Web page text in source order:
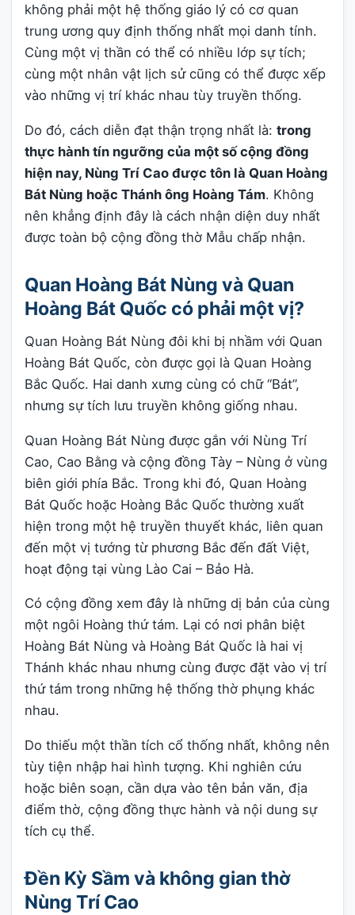
không phải một hệ thống giáo lý có cơ quan
trung ương quy định thống nhất mọi danh tính.
Cùng một vị thần có thể có nhiều lớp sự tích;
cùng một nhân vật lịch sử cũng có thể được xếp
vào những vị trí khác nhau tùy truyền thống.
Do đó, cách diễn đạt thận trọng nhất là: trong
thực hành tín ngưỡng của một số cộng đồng
hiện nay, Nùng Trí Cao được tôn là Quan Hoàng
Bát Nùng hoặc Thánh ông Hoàng Tám. Không
nên khẳng định đây là cách nhận diện duy nhất
được toàn bộ cộng đồng thờ Mẫu chấp nhận.
Quan Hoàng Bát Nùng và Quan
Hoàng Bát Quốc có phải một vị?
Quan Hoàng Bát Nùng đôi khi bị nhầm với Quan
Hoàng Bát Quốc, còn được gọi là Quan Hoàng
Bắc Quốc. Hai danh xưng cùng có chữ “Bát”,
nhưng sự tích lưu truyền không giống nhau.
Quan Hoàng Bát Nùng được gắn với Nùng Trí
Cao, Cao Bằng và cộng đồng Tày – Nùng ở vùng
biên giới phía Bắc. Trong khi đó, Quan Hoàng
Bát Quốc hoặc Hoàng Bắc Quốc thường xuất
hiện trong một hệ truyền thuyết khác, liên quan
đến một vị tướng từ phương Bắc đến đất Việt,
hoạt động tại vùng Lào Cai – Bảo Hà.
Có cộng đồng xem đây là những dị bản của cùng
một ngôi Hoàng thứ tám. Lại có nơi phân biệt
Hoàng Bát Nùng và Hoàng Bát Quốc là hai vị
Thánh khác nhau nhưng cùng được đặt vào vị trí
thứ tám trong những hệ thống thờ phụng khác
nhau.
Do thiếu một thần tích cổ thống nhất, không nên
tùy tiện nhập hai hình tượng. Khi nghiên cứu
hoặc biên soạn, cần dựa vào tên bản văn, địa
điểm thờ, cộng đồng thực hành và nội dung sự
tích cụ thể.
Đền Kỳ Sầm và không gian thờ
Nùng Trí Cao